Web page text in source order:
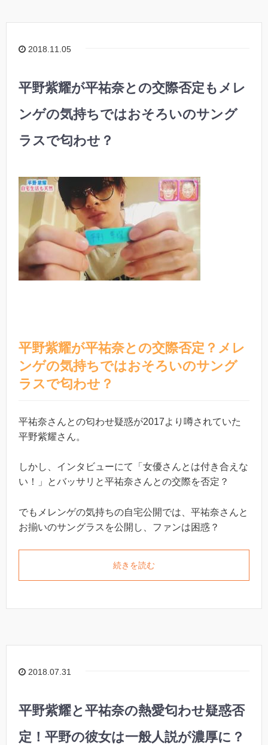
2018.11.05
平野紫耀が平祐奈との交際否定もメレ
ンゲの気持ちではおそろいのサング
ラスで匂わせ？
平野紫耀が平祐奈との交際否定？メレ
ンゲの気持ちではおそろいのサング
ラスで匂わせ？
平祐奈さんとの匂わせ疑惑が2017より噂されていた
平野紫耀さん。
しかし、インタビューにて「女優さんとは付き合えな
い！」とバッサリと平祐奈さんとの交際を否定？
でもメレンゲの気持ちの自宅公開では、平祐奈さんと
お揃いのサングラスを公開し、ファンは困惑？
続きを読む
2018.07.31
平野紫耀と平祐奈の熱愛匂わせ疑惑否
定！平野の彼女は一般人説が濃厚に？